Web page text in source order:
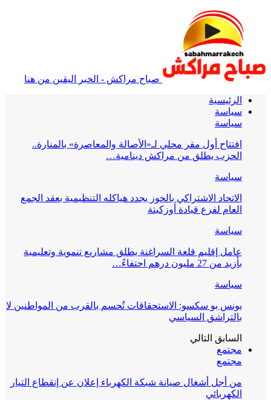
صباح مراكش - الخبر اليقين من هنا
الرئيسية
سياسة
سياسة
افتتاح أول مقر محلي لـ«الأصالة والمعاصرة» بالمنارة..
الحزب يطلق من مراكش دينامية…
سياسة
الاتحاد الاشتراكي بالحوز يجدد هياكله التنظيمية بعقد الجمع
العام لفرع قيادة أوزكيتة
سياسة
عامل إقليم قلعة السراغنة يطلق مشاريع تنموية وتعليمية
بأزيد من 27 مليون درهم احتفاءً…
سياسة
يونس بو سكسو: الاستحقاقات تُحسم بالقرب من المواطنين لا
بالتراشق السياسي
السابق التالي
مجتمع
مجتمع
من أجل أشغال صيانة شبكة الكهرباء إعلان عن إنقطاع التيار
الكهربائي